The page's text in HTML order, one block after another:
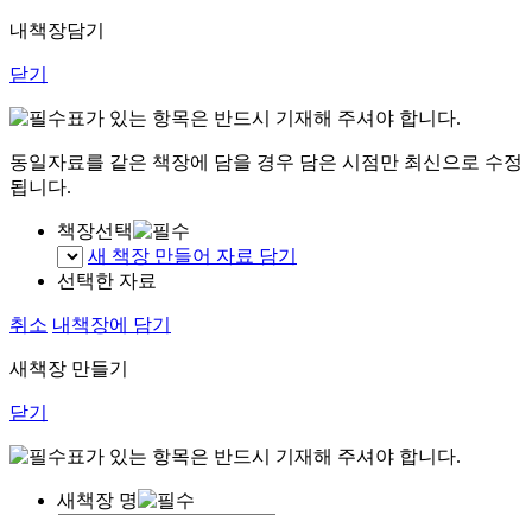
내책장담기
닫기
표가 있는 항목은 반드시 기재해 주셔야 합니다.
동일자료를 같은 책장에 담을 경우 담은 시점만 최신으로 수정
됩니다.
책장선택
새 책장 만들어 자료 담기
선택한 자료
취소 내책장에 담기
새책장 만들기
닫기
표가 있는 항목은 반드시 기재해 주셔야 합니다.
새책장 명